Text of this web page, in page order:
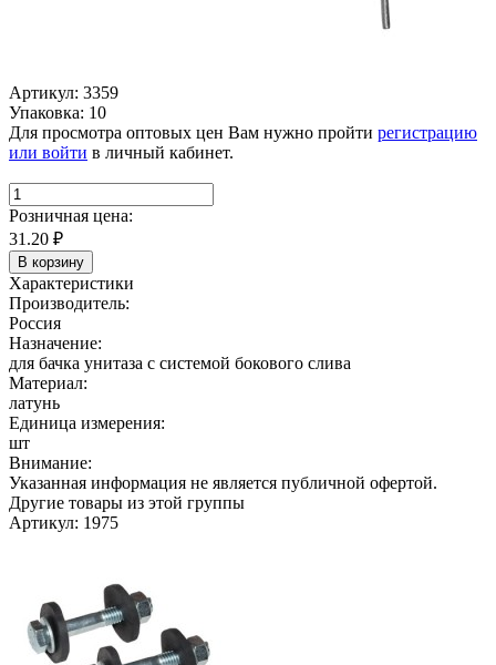
Артикул: 3359
Упаковка: 10
Для просмотра оптовых цен Вам нужно пройти регистрацию
или войти в личный кабинет.
Розничная цена:
31.20 ₽
В корзину
Характеристики
Производитель:
Россия
Назначение:
для бачка унитаза с системой бокового слива
Материал:
латунь
Единица измерения:
шт
Внимание:
Указанная информация не является публичной офертой.
Другие товары из этой группы
Артикул: 1975